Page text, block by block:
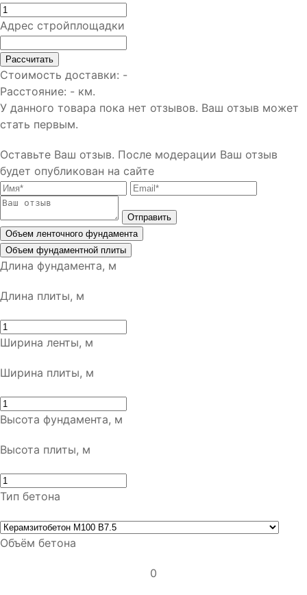
Адрес стройплощадки
Рассчитать
Стоимость доставки: -
Расстояние: - км.
У данного товара пока нет отзывов. Ваш отзыв может
стать первым.
Оставьте Ваш отзыв. После модерации Ваш отзыв
будет опубликован на сайте
Отправить
Объем ленточного фундамента
Объем фундаментной плиты
Длина фундамента, м
Длина плиты, м
Ширина ленты, м
Ширина плиты, м
Высота фундамента, м
Высота плиты, м
Тип бетона
Объём бетона
0